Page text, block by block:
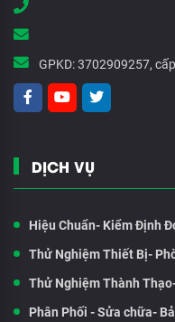
GPKD:3702909257,
DỊCH VỤ
Hiệu Chuẩn- Kiểm Định
Thử Nghiệm Thiết Bị-
Thử Nghiệm Thành
Phân Phối - Sửa chữa-